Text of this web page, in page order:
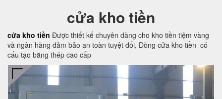
cửa kho tiền
cửa kho tiền Được thiết kế chuyên dàng cho kho tiền tiệm vàng
và ngân hàng đảm bảo an toàn tuyệt đối, Dòng cửa kho tiền có
cấu tạo bằng thép cao cấp